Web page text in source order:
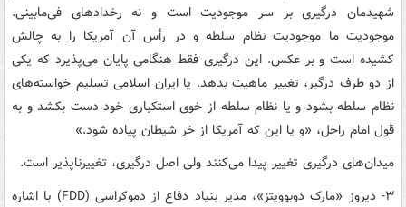
شهیدمان درگیری بر سر موجودیت است و نه رخدادهای فی‌مابینی.
موجودیت ما موجودیت نظام سلطه و در رأس آن آمریکا را به چالش
کشیده است و بر عکس. این درگیری فقط هنگامی پایان می‌پذیرد که یکی
از دو طرف درگیر، تغییر ماهیت بدهد. یا ایران اسلامی تسلیم خواسته‌های
نظام سلطه بشود و یا نظام سلطه از خوی استکباری خود دست بکشد و به
قول امام راحل‌، «‌و یا این که آمریکا از خر شیطان پیاده شود.‌»
میدان‌های درگیری تغییر پیدا می‌کنند ولی اصل درگیری، تغییرناپذیر است.
۳- دیروز «مارک دوبوویتز»، مدیر بنیاد دفاع از دموکراسی (FDD) با اشاره